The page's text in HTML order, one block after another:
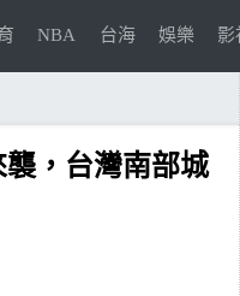
NBA 台海 娛樂 影
襲，台灣南部城